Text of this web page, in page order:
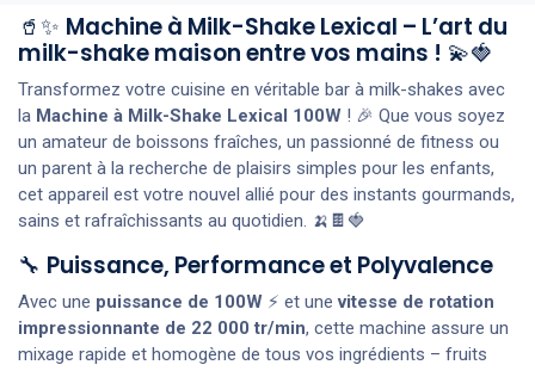
🥤✨ Machine à Milk-Shake Lexical – L’art du
milk-shake maison entre vos mains ! 💫🍓
Transformez votre cuisine en véritable bar à milk-shakes avec
la Machine à Milk-Shake Lexical 100W ! 🎉 Que vous soyez
un amateur de boissons fraîches, un passionné de fitness ou
un parent à la recherche de plaisirs simples pour les enfants,
cet appareil est votre nouvel allié pour des instants gourmands,
sains et rafraîchissants au quotidien. 🍌🍫🍓
🔧 Puissance, Performance et Polyvalence
Avec une puissance de 100W ⚡ et unevitesse de rotation
impressionnante de 22 000 tr/min, cette machine assure un
mixage rapide et homogène de tous vos ingrédients – fruits